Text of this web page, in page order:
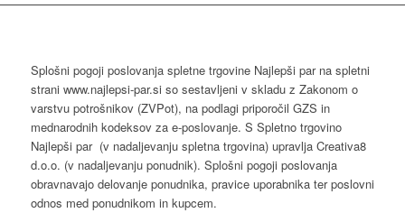
Splošni pogoji poslovanja spletne trgovine Najlepši par na spletni
strani www.najlepsi-par.si so sestavljeni v skladu z Zakonom o
varstvu potrošnikov (ZVPot), na podlagi priporočil GZS in
mednarodnih kodeksov za e-poslovanje. S Spletno trgovino
Najlepši par (v nadaljevanju spletna trgovina) upravlja Creativa8
d.o.o. (v nadaljevanju ponudnik). Splošni pogoji poslovanja
obravnavajo delovanje ponudnika, pravice uporabnika ter poslovni
odnos med ponudnikom in kupcem.